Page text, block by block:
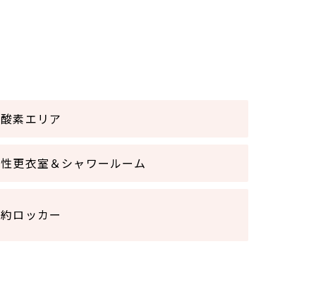
素エリア
更衣室＆シャワールーム
ロッカー